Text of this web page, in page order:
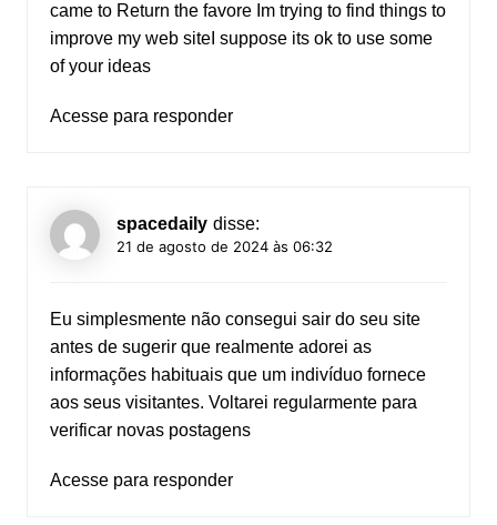
came to Return the favore Im trying to find things to
improve my web siteI suppose its ok to use some
of your ideas
Acesse para responder
spacedaily disse:
21 de agosto de 2024 às 06:32
Eu simplesmente não consegui sair do seu site
antes de sugerir que realmente adorei as
informações habituais que um indivíduo fornece
aos seus visitantes. Voltarei regularmente para
verificar novas postagens
Acesse para responder